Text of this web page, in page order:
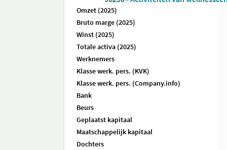
Omzet (2025)
Bruto marge (2025)
Winst (2025)
Totale activa (2025)
Werknemers
Klasse werk. pers. (KVK)
Klasse werk. pers. (Company.info)
Bank
Beurs
Geplaatst kapitaal
Maatschappelijk kapitaal
Dochters